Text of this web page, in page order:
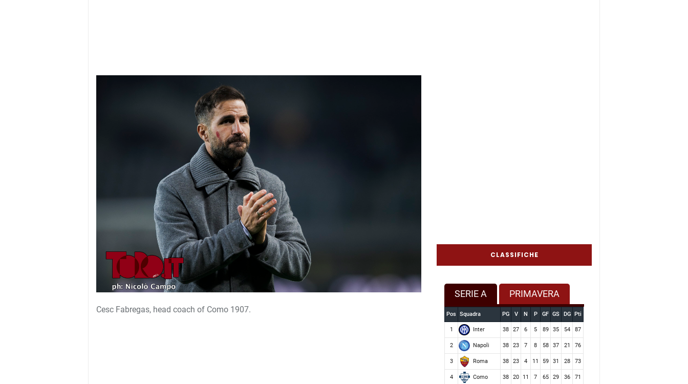
Cesc Fabregas, head coach of Como 1907.
CLASSIFICHE
SERIE A PRIMAVERA
Pos Squadra PG V N P GF GS DG Pti
1 Inter 38 27 6 5 89 35 54 87
2 Napoli 38 23 7 8 58 37 21 76
3 Roma 38 23 4 11 59 31 28 73
4 Como 38 20 11 7 65 29 36 71